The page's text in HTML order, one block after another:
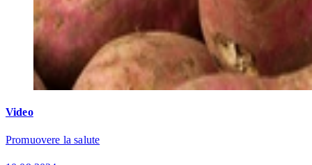
Video
Promuovere la salute